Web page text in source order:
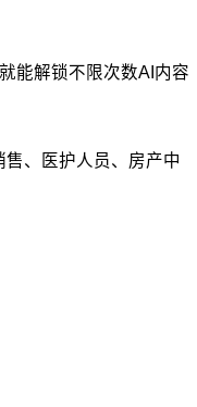
能解锁不限次数AI内容
、医护人员、房产中